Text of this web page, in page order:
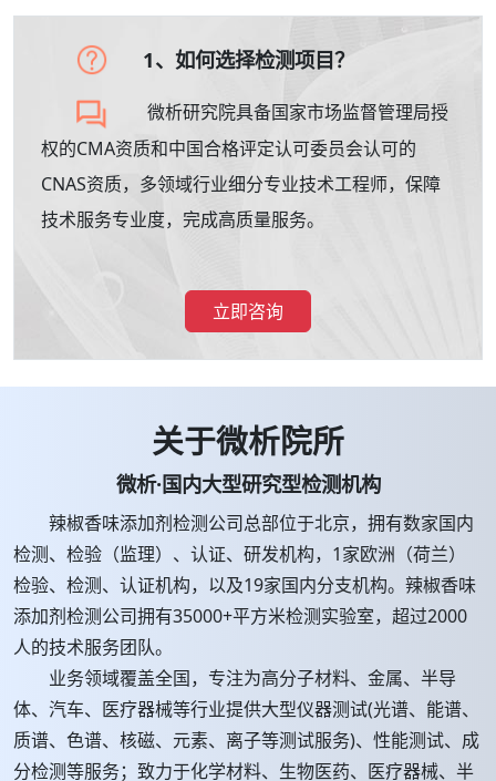
1、如何选择检测项目？
微析研究院具备国家市场监督管理局授
权的CMA资质和中国合格评定认可委员会认可的
CNAS资质，多领域行业细分专业技术工程师，保障
技术服务专业度，完成高质量服务。
立即咨询
关于微析院所
微析·国内大型研究型检测机构
辣椒香味添加剂检测公司总部位于北京，拥有数家国内
检测、检验（监理）、认证、研发机构，1家欧洲（荷兰）
检验、检测、认证机构，以及19家国内分支机构。辣椒香味
添加剂检测公司拥有35000+平方米检测实验室，超过2000
人的技术服务团队。
业务领域覆盖全国，专注为高分子材料、金属、半导
体、汽车、医疗器械等行业提供大型仪器测试(光谱、能谱、
质谱、色谱、核磁、元素、离子等测试服务)、性能测试、成
分检测等服务；致力于化学材料、生物医药、医疗器械、半